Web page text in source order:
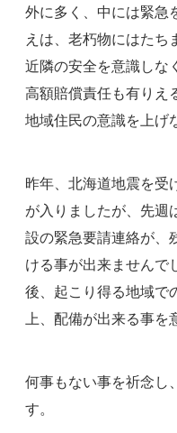
外に多く、中には緊急
えは、老朽物にはたち
近隣の安全を意識しな
高額賠償責任も有りえ
地域住民の意識を上げ
昨年、北海道地震を受
が入りましたが、先週
設の緊急要請連絡が、
ける事が出来ませんで
後、起こり得る地域で
上、配備が出来る事を
何事もない事を祈念し
す。